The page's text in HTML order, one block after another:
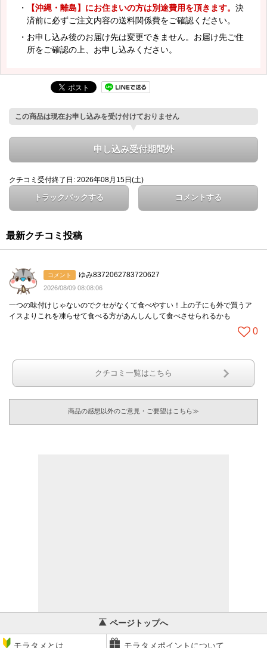
・ 【沖縄・離島】にお住まいの方は別途費用を頂きます。 決
済前に必ずご注文内容の送料関係費をご確認ください。
・お申し込み後のお届け先は変更できません。お届け先ご住
所をご確認の上、お申し込みください。
この商品は現在お申し込みを受け付けておりません
申し込み受付期間外
クチコミ受付終了日: 2026年08月15日(土)
トラックバックする コメントする
最新クチコミ投稿
コメント ゆみ8372062783720627
2026/08/09 08:08:06
一つの味付けじゃないのでクセがなくて食べやすい！上の子にも外で買うア
イスよりこれを凍らせて食べる方があんしんして食べさせられるかも
0
クチコミ一覧はこちら
商品の感想以外のご意見・ご要望はこちら≫
ページトップへ
モラタメとは モラタメポイントについて